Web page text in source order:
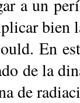
a un
En
de la
de